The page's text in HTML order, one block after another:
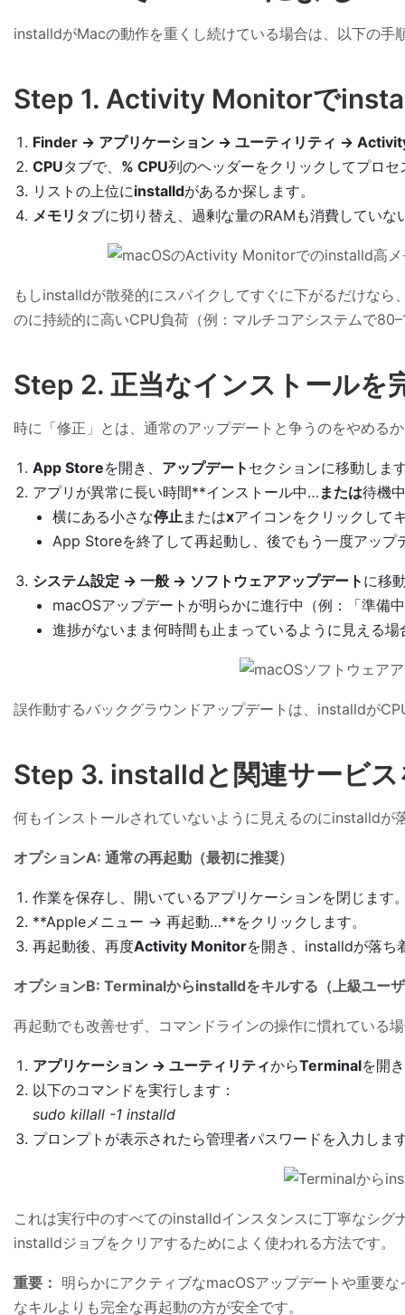
installdがMacの動作を重くし続けている場合は、以下の手
Step 1. Activity Monitorで
Finder → アプリケーション → ユーティリティ →
CPUタブで、 % CPU列のヘッダーをクリックしてプロ
リストの上位にinstalldがあるか探します。
メモリ タブに切り替え、過剰な量のRAMも消費していな
もしinstalldが散発的にスパイクしてすぐに下がるだけな
のに持続的に高いCPU負荷（例：マルチコアシステムで
Step 2. 正当なインストールを
時に「修正」とは、通常のアップデートと争うのをやめる
App Storeを開き、 アップデート セクションに移動しま
アプリが異常に長い時間**インストール中… または待機
横にある小さな停止またはxアイコンをクリックして
App Storeを終了して再起動し、後でもう一度アップ
システム設定 → 一般 → ソフトウェアアップデート に移
macOSアップデートが明らかに進行中（例：「準備
進捗がないまま何時間も止まっているように見える
誤作動するバックグラウンドアップデートは、installdが
Step 3. installdと関連サービ
何もインストールされていないように見えるのにinstalld
オプションA: 通常の再起動（最初に推奨）
作業を保存し、開いているアプリケーションを閉じます
**Appleメニュー → 再起動…**をクリックします。
再起動後、再度Activity Monitorを開き、installdが落ち
オプションB: Terminalからinstalldをキルする（上級ユー
再起動でも改善せず、コマンドラインの操作に慣れている
アプリケーション → ユーティリティからTerminalを開
以下のコマンドを実行します：
sudo killall -1 installd
プロンプトが表示されたら管理者パスワードを入力しま
これは実行中のすべてのinstalldインスタンスに丁寧なシ
installdジョブをクリアするためによく使われる方法です。
重要： 明らかにアクティブなmacOSアップデートや重要
なキルよりも完全な再起動の方が安全です。